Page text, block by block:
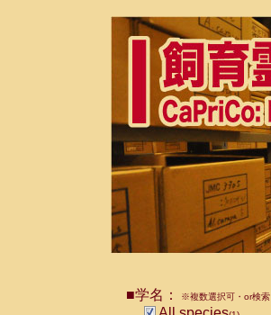
■学名： ※複数選択可・or検索